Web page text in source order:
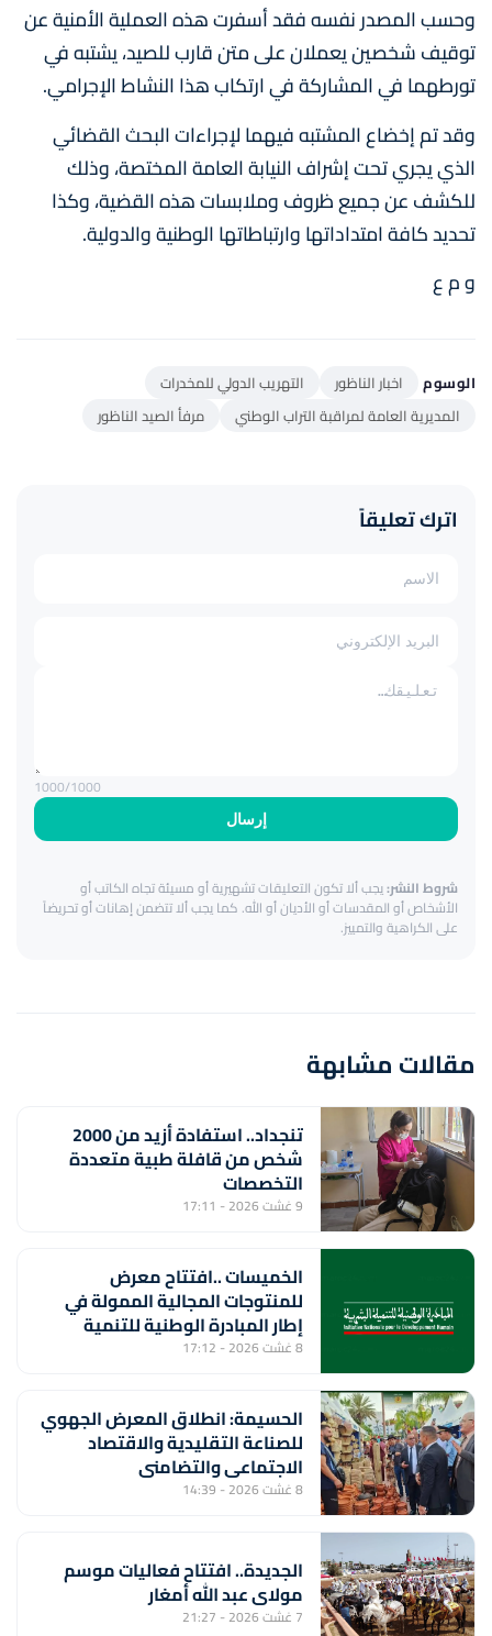
وحسب المصدر نفسه فقد أسفرت هذه العملية الأمنية عن
توقيف شخصين يعملان على متن قارب للصيد، يشتبه في
تورطهما في المشاركة في ارتكاب هذا النشاط الإجرامي.
وقد تم إخضاع المشتبه فيهما لإجراءات البحث القضائي
الذي يجري تحت إشراف النيابة العامة المختصة، وذلك
للكشف عن جميع ظروف وملابسات هذه القضية، وكذا
تحديد كافة امتداداتها وارتباطاتها الوطنية والدولية.
و م ع
الوسوم اخبار الناظور
التهريب الدولي للمخدرات
المديرية العامة لمراقبة التراب الوطني
مرفأ الصيد الناظور
اترك تعليقاً
إرسال
1000/1000
شروط النشر:يجب ألا تكون التعليقات تشهيرية أو مسيئة تجاه الكاتب أو
الأشخاص أو المقدسات أو الأديان أو الله. كما يجب ألا تتضمن إهانات أو تحريضاً
على الكراهية والتمييز.
مقالات مشابهة
تنجداد.. استفادة أزيد من 2000
شخص من قافلة طبية متعددة
التخصصات
9 غشت 2026 - 17:11
الخميسات ..افتتاح معرض
للمنتوجات المجالية الممولة في
إطار المبادرة الوطنية للتنمية
البشرية
8 غشت 2026 - 17:12
الحسيمة: انطلاق المعرض الجهوي
للصناعة التقليدية والاقتصاد
الاجتماعي والتضامني
8 غشت 2026 - 14:39
الجديدة.. افتتاح فعاليات موسم
مولاي عبد الله أمغار
7 غشت 2026 - 21:27